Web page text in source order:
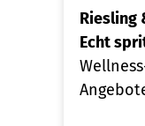
Riesling
Echt